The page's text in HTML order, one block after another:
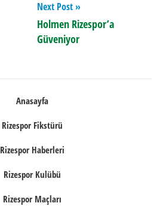
Next Post
Holmen Rizespor’a
Güveniyor
Anasayfa
Rizespor Fikstürü
Rizespor Haberleri
Rizespor Kulübü
Rizespor Maçları